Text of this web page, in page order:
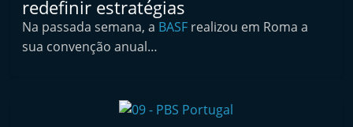
f
t
e
a
redefinir estratégias
Na passada semana, a BASF realizou em Roma a
sua convenção anual…